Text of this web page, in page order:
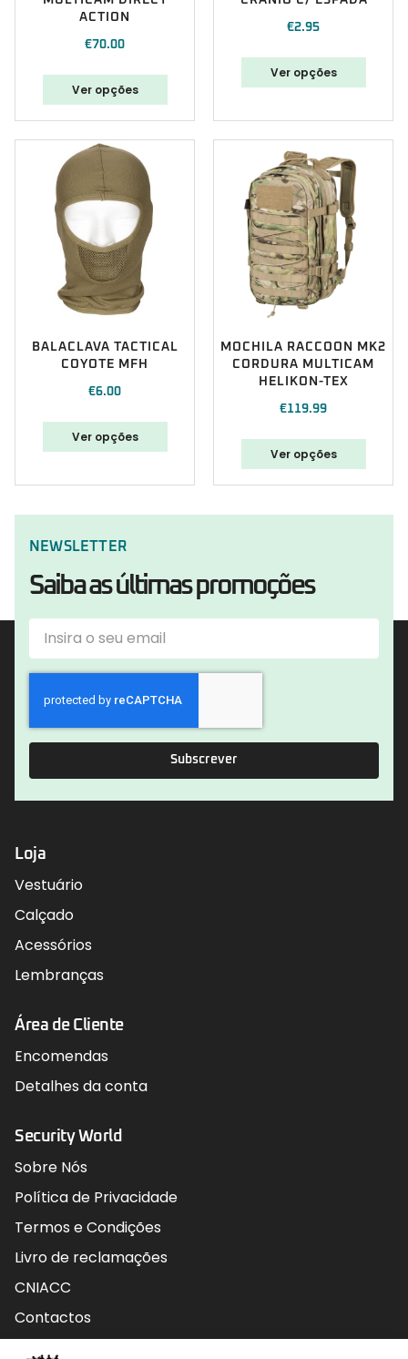
ACTION
€70.00
Ver opções
€2.95
Ver opções
BALACLAVA TACTICAL
COYOTE MFH
€6.00
Ver opções
MOCHILA RACCOON MK2
CORDURA MULTICAM
HELIKON-TEX
€119.99
Ver opções
NEWSLETTER
Saiba as últimas promoções
Subscrever
Loja
Vestuário
Calçado
Acessórios
Lembranças
Área de Cliente
Encomendas
Detalhes da conta
Security World
Sobre Nós
Política de Privacidade
Termos e Condições
Livro de reclamações
CNIACC
Contactos